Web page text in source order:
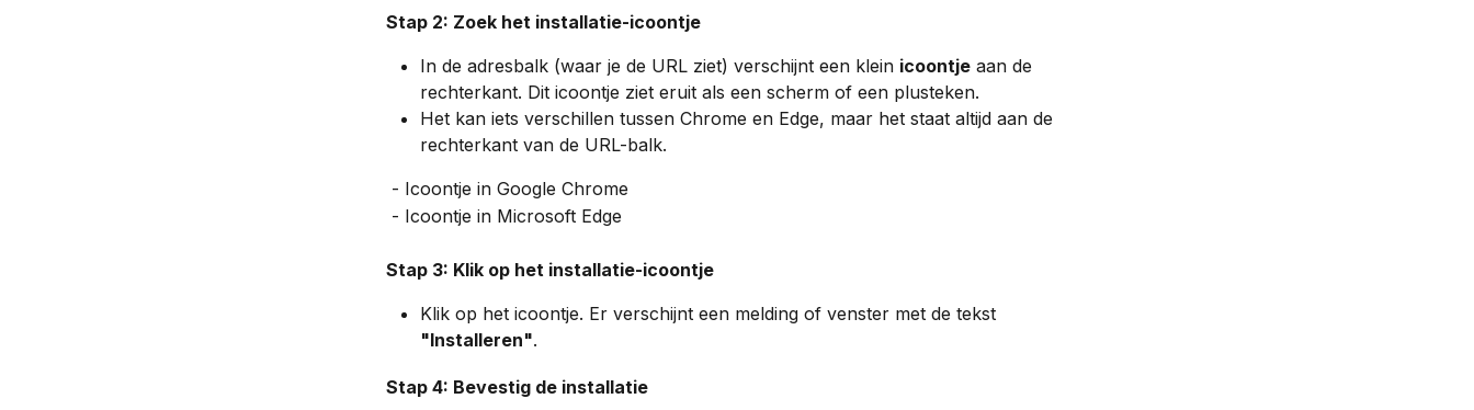
Stap 2: Zoek het installatie-icoontje
In de adresbalk (waar je de URL ziet) verschijnt een klein icoontje aan de
rechterkant. Dit icoontje ziet eruit als een scherm of een plusteken.
Het kan iets verschillen tussen Chrome en Edge, maar het staat altijd aan de
rechterkant van de URL-balk.
- Icoontje in Google Chrome
- Icoontje in Microsoft Edge
Stap 3: Klik op het installatie-icoontje
Klik op het icoontje. Er verschijnt een melding of venster met de tekst
"Installeren".
Stap 4: Bevestig de installatie